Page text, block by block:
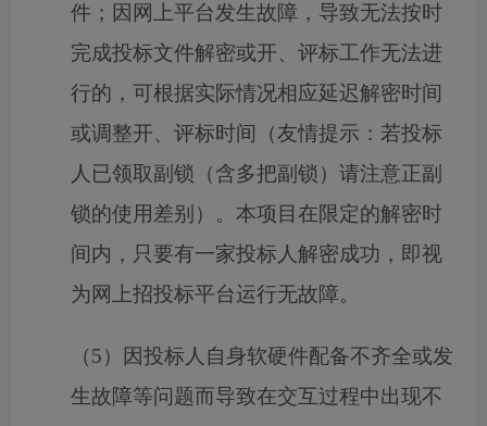
件；因网上平台发生故障，导致无法按时
完成投标文件解密或开、评标工作无法进
行的，可根据实际情况相应延迟解密时间
或调整开、评标时间（友情提示：若投标
人已领取副锁（含多把副锁）请注意正副
锁的使用差别）。本项目在限定的解密时
间内，只要有一家投标人解密成功，即视
为网上招投标平台运行无故障。
（5）因投标人自身软硬件配备不齐全或发
生故障等问题而导致在交互过程中出现不